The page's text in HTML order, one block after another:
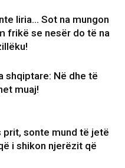
liria… Sot na mungon
frikë se nesër do të na
shqiptare: Në dhe të
muaj!
prit, sonte mund të jetë
i shikon njerëzit që